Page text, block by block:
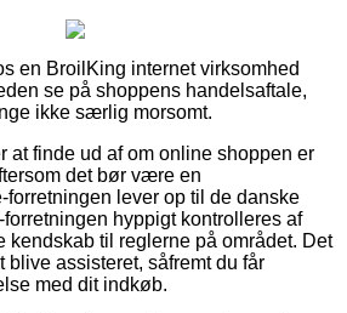
en BroilKing internet virksomhed
se på shoppens handelsaftale,
ikke særlig morsomt.
at finde ud af om online shoppen er
det bør være en
forretningen lever op til de danske
hyppigt kontrolleres af
til reglerne på området. Det
blive assisteret, såfremt du får
med dit indkøb.